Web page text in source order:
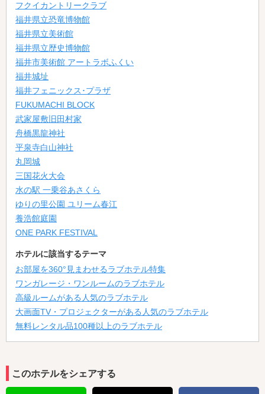
フクイカントリークラブ
福井県立恐竜博物館
福井県立美術館
福井県立歴史博物館
福井市美術館 アートラボふくい
福井城址
福井フェニックス･プラザ
FUKUMACHI BLOCK
武家屋敷旧田村家
舟橋黒龍神社
平泉寺白山神社
丸岡城
三国花火大会
水の駅 一乗谷あさくら
ゆりの里公園 ユリーム春江
養浩館庭園
ONE PARK FESTIVAL
ホテルに該当するテーマ
お部屋を360°見まわせるラブホテル特集
ワンガレージ・ワンルームのラブホテル
高級ルームがある人気のラブホテル
大画面TV・プロジェクターがある人気のラブホテル
無料レンタル品100種以上のラブホテル
このホテルをシェアする